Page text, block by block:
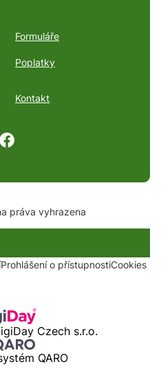
Formuláře
Poplatky
Kontakt
práva vyhrazena
Prohlášení o přístupnostiCookies
Czech s.r.o.
QARO